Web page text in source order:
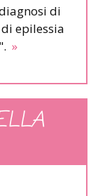
di
epilessia
»